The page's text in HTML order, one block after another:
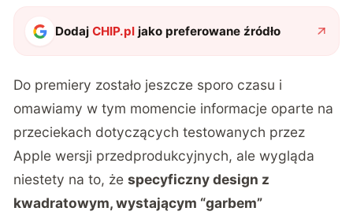
DodajCHIP.pl jako preferowane źródło
Do premiery zostało jeszcze sporo czasu i
omawiamy w tym momencie informacje oparte na
przeciekach dotyczących testowanych przez
Apple wersji przedprodukcyjnych, ale wygląda
niestety na to, żespecyficzny design z
kwadratowym, wystającym “garbem”